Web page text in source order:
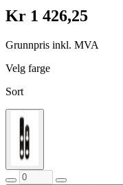
Kr 1 426,25
Grunnpris inkl. MVA
Velg farge
Sort